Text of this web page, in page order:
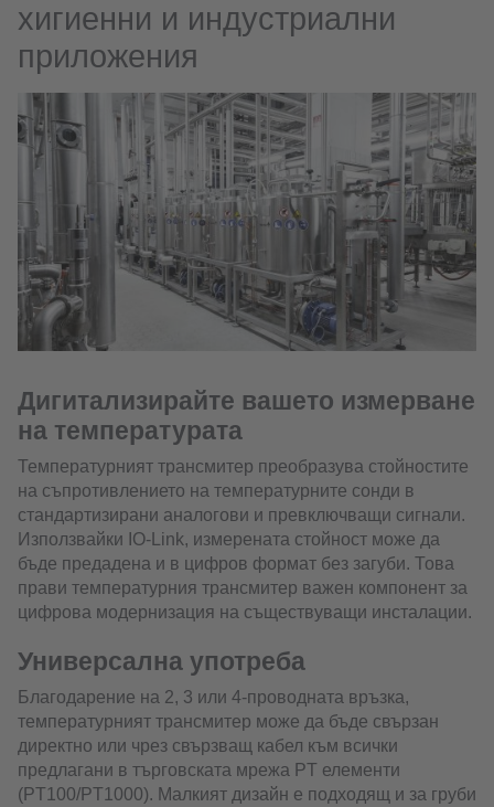
хигиенни и индустриални
приложения
Дигитализирайте вашето измерване
на температурата
Температурният трансмитер преобразува стойностите
на съпротивлението на температурните сонди в
стандартизирани аналогови и превключващи сигнали.
Използвайки IO-Link, измерената стойност може да
бъде предадена и в цифров формат без загуби. Това
прави температурния трансмитер важен компонент за
цифрова модернизация на съществуващи инсталации.
Универсална употреба
Благодарение на 2, 3 или 4-проводната връзка,
температурният трансмитер може да бъде свързан
директно или чрез свързващ кабел към всички
предлагани в търговската мрежа PT елементи
(PT100/PT1000). Малкият дизайн е подходящ и за груби